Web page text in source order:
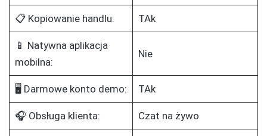
📋 Kopiowanie handlu: TAk
📱 Natywna aplikacja
mobilna:
Nie
🖥️ Darmowe konto demo: TAk
🎧 Obsługa klienta: Czat na żywo